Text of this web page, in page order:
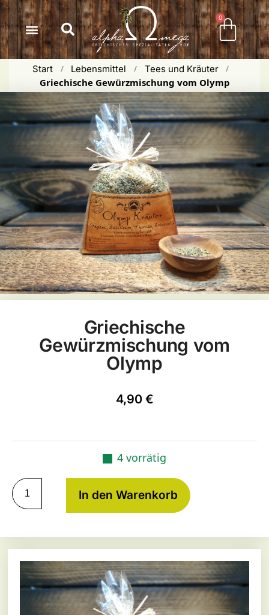
springen
0
Start / Lebensmittel / Tees und Kräuter /
Griechische Gewürzmischung vom Olymp
Griechische
Gewürzmischung vom
Olymp
4,90 €
4 vorrätig
In den Warenkorb